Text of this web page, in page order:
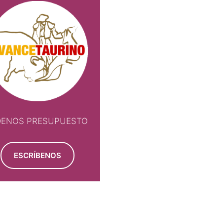
PRESUPUESTO
ESCRÍBENOS